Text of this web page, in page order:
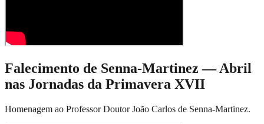
Falecimento de Senna-Martinez — Abril
nas Jornadas da Primavera XVII
Homenagem ao Professor Doutor João Carlos de Senna-Martinez.